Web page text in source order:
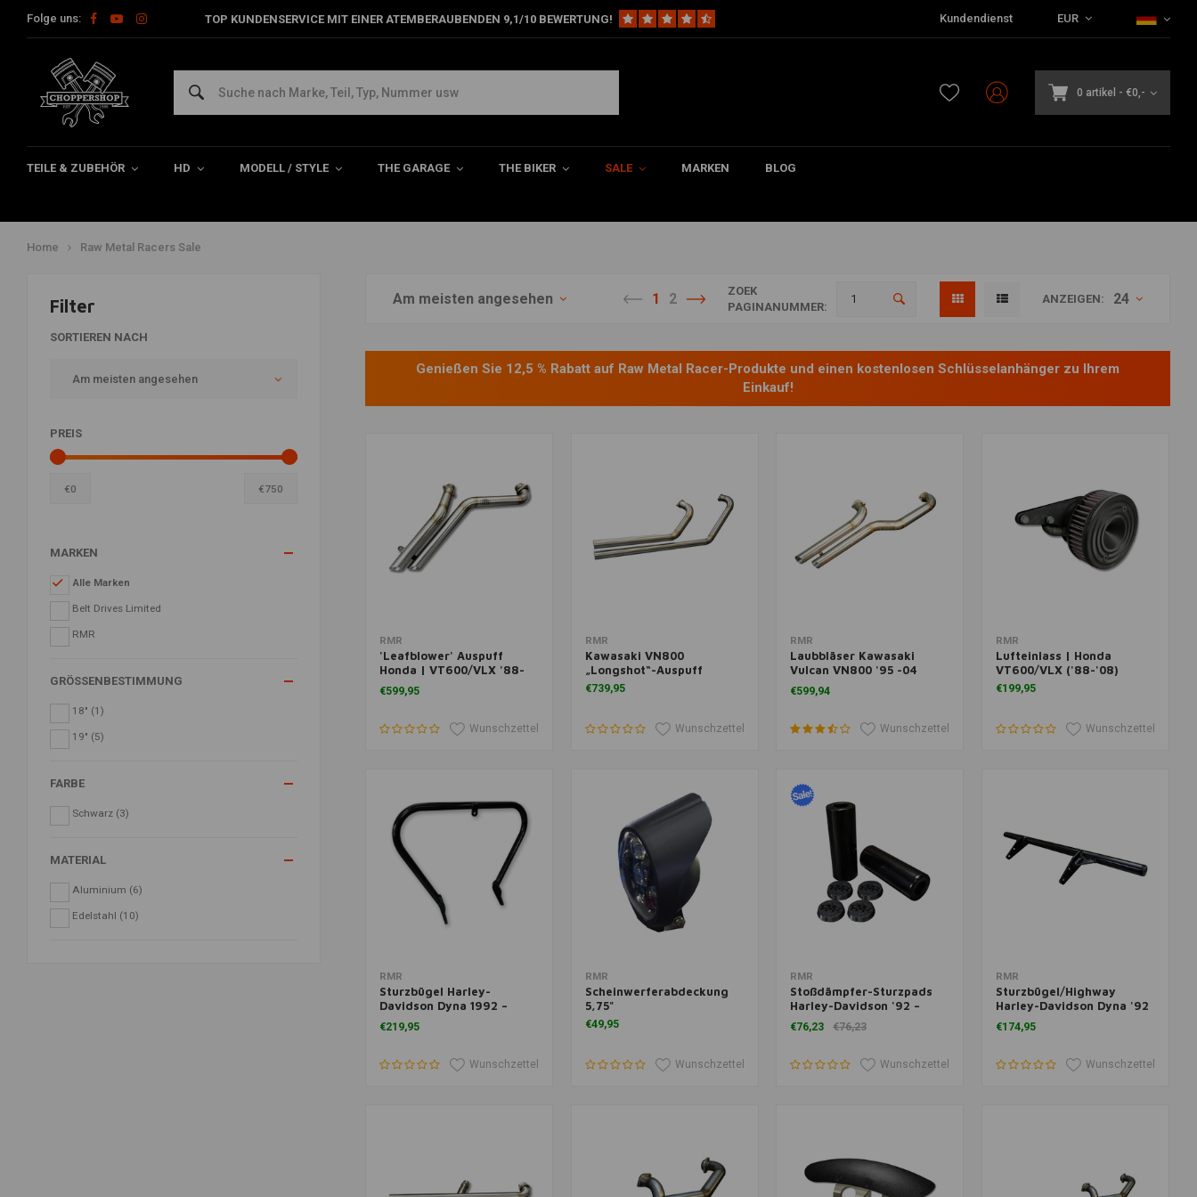
Folge uns: TOP KUNDENSERVICE MIT EINER ATEMBERAUBENDEN 9,1/10 BEWERTUNG! Kundendienst EUR
0 artikel - €0,-
TEILE & ZUBEHÖR HD MODELL / STYLE THE GARAGE THE BIKER SALE MARKEN BLOG
Raw Metal Racers Sale
Feiern Sie mit uns den Black Friday mit
gültig bis 2 december.
Home Raw Metal Racers Sale
Filter
SORTIEREN NACH
Am meisten angesehen
PREIS
€0 €750
MARKEN
Alle Marken
Belt Drives Limited
RMR
GRÖSSENBESTIMMUNG
18" (1)
19" (5)
FARBE
Schwarz (3)
MATERIAL
Aluminium (6)
Edelstahl (10)
Am meisten angesehen 1 2
ZOEK
PAGINANUMMER:
ANZEIGEN: 24
Genießen Sie 12,5 % Rabatt auf Raw Metal Racer-Produkte und einen kostenlosen Schlüsselanhänger zu Ihrem
Einkauf!
Zum Warenkorb hinzufügen
RMR
'Leafblower' Auspuff
Honda | VT600/VLX '88-
'08
€599,95
Wunschzettel
Zum Warenkorb hinzufügen
RMR
Kawasaki VN800
„Longshot“-Auspuff
€739,95
Wunschzettel
Zum Warenkorb hinzufügen
RMR
Laubbläser Kawasaki
Vulcan VN800 '95 -04
Auspuff
€599,94
Wunschzettel
Zum Warenkorb hinzufügen
RMR
Lufteinlass | Honda
VT600/VLX ('88-'08)
€199,95
Wunschzettel
Zum Warenkorb hinzufügen
RMR
Sturzbügel Harley-
Davidson Dyna 1992 –
Heute
€219,95
Wunschzettel
Zum Warenkorb hinzufügen
RMR
Scheinwerferabdeckung
5,75"
€49,95
Wunschzettel
Zum Warenkorb hinzufügen
RMR
Stoßdämpfer-Sturzpads
Harley-Davidson '92 –
heute
€76,23 €76,23
Wunschzettel
Zum Warenkorb hinzufügen
RMR
Sturzbügel/Highway
Harley-Davidson Dyna '92
– Present
€174,95
Wunschzettel